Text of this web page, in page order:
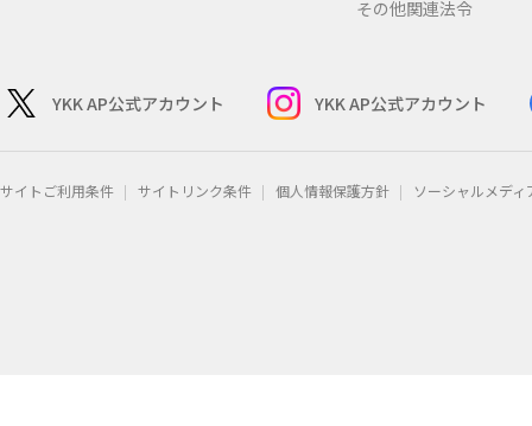
その他関連法令
YKK AP公式アカウント YKK AP公式アカウント
サイトご利用条件 サイトリンク条件 個人情報保護方針 ソーシャルメデ